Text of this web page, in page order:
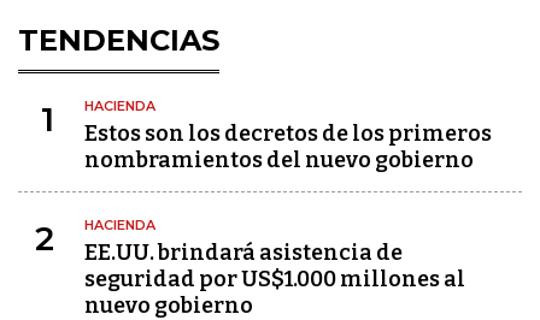
TENDENCIAS
1 HACIENDA
Estos son los decretos de los primeros
nombramientos del nuevo gobierno
2 HACIENDA
EE.UU. brindará asistencia de
seguridad por US$1.000 millones al
nuevo gobierno